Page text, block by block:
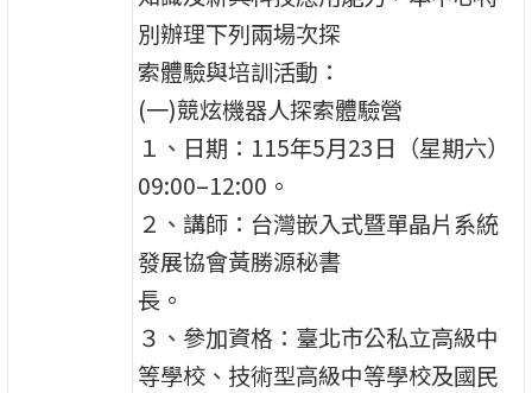
別辦理下列兩場次探
索體驗與培訓活動：
(一)競炫機器人探索體驗營
１、日期：115年5月23日（星期六）
09:00–12:00。
２、講師：台灣嵌入式暨單晶片系統
發展協會黃勝源秘書
長。
３、參加資格：臺北市公私立高級中
等學校、技術型高級中等學校及國民